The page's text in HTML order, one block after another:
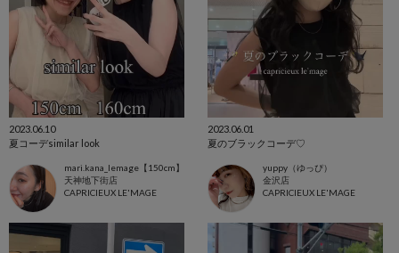
2023.06.10
夏コーデsimilar look
mari.kana_lemage【150cm】
天神地下街店
CAPRICIEUX LE'MAGE
2023.06.01
夏のブラックコーデ♡
yuppy（ゆっぴ）
金沢店
CAPRICIEUX LE'MAGE